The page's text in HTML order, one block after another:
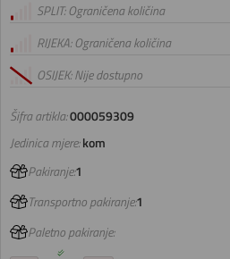
Šifra artikla:000059309
SPLIT: Ograničena količina
RIJEKA: Ograničena količina
OSIJEK: Nije dostupno
Jedinica mjere:kom
Pakiranje:1
Transportno pakiranje:1
Paletno pakiranje: